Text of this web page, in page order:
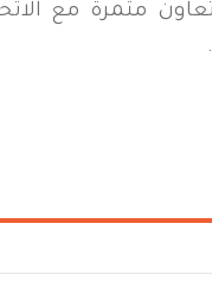
تعاون مثمرة مع